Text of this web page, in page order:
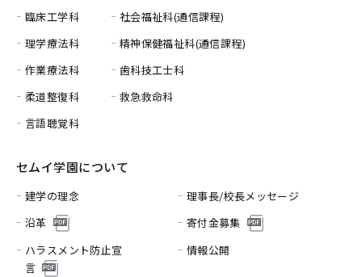
臨床工学科
理学療法科
作業療法科
柔道整復科
言語聴覚科
社会福祉科(通信課程)
精神保健福祉科(通信課程)
歯科技工士科
救急救命科
セムイ学園について
建学の理念
理事長/校長メッセージ
沿革
寄付金募集
ハラスメント防止宣
言
情報公開